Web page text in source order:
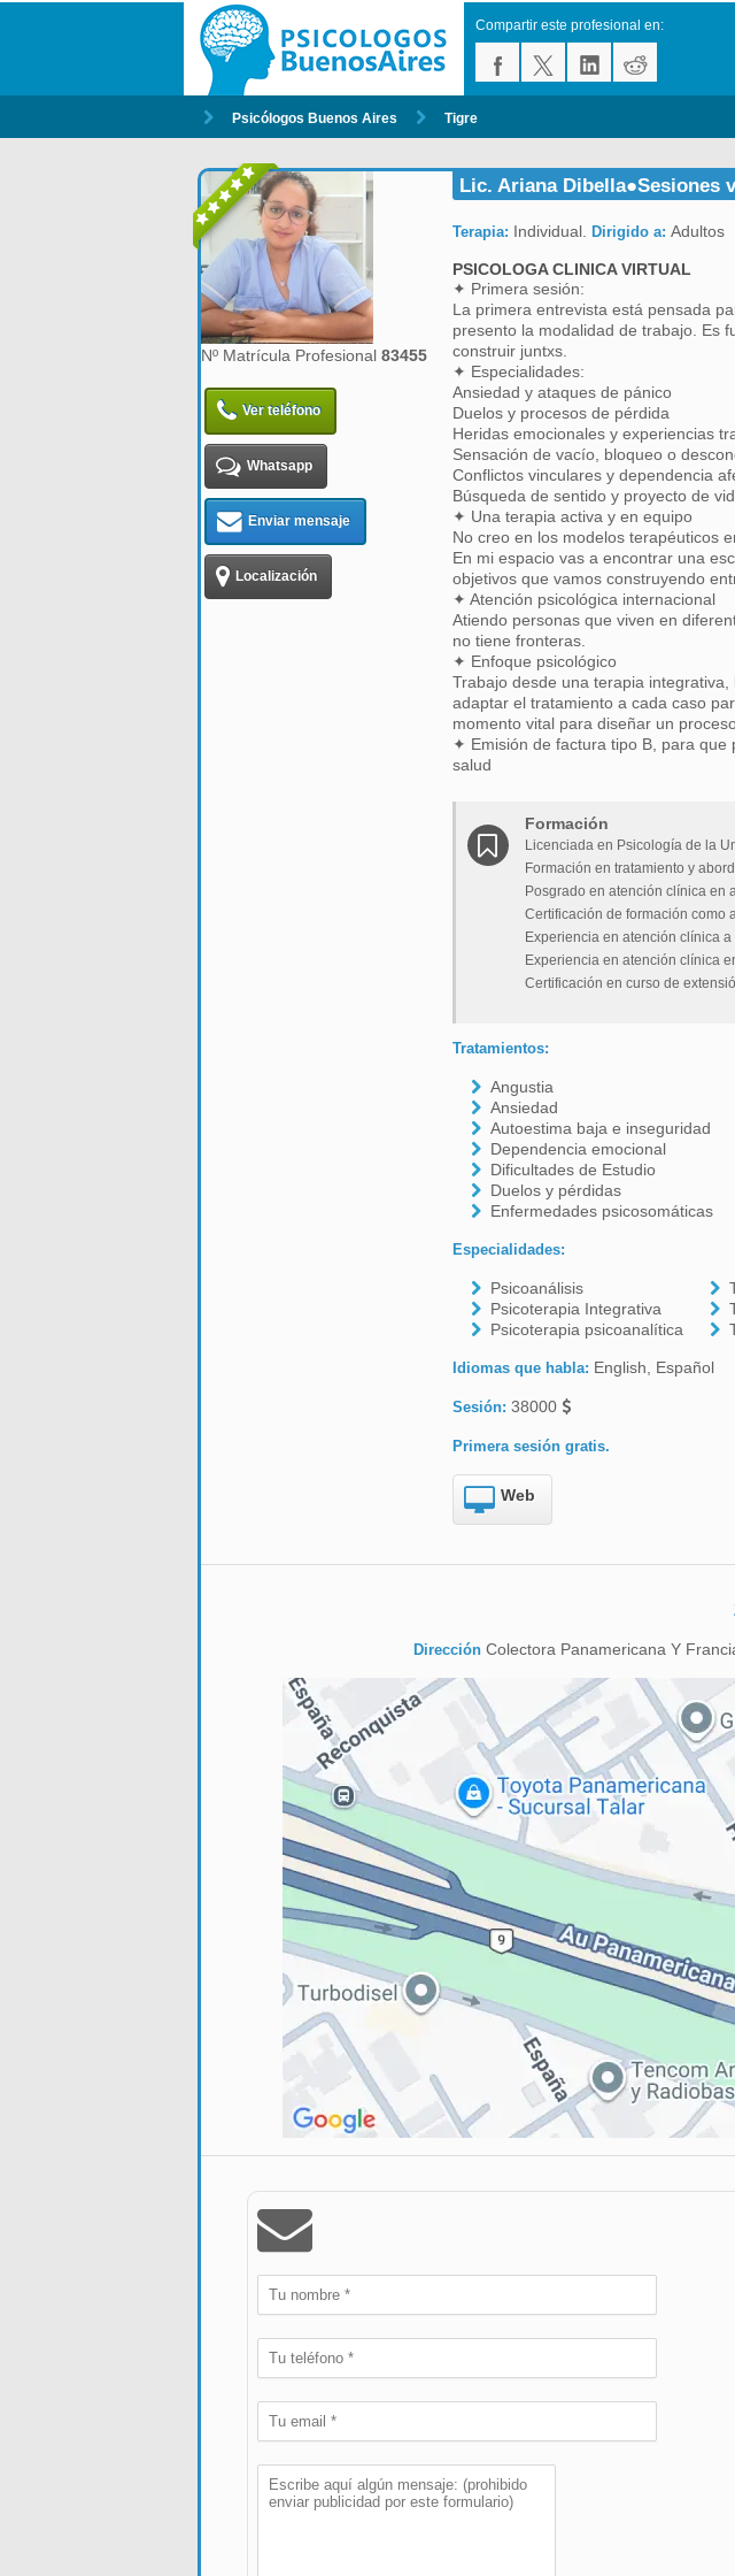
Compartir este profesional en:
Psicólogos Buenos Aires Tigre
Nº Matrícula Profesional 83455
Ver teléfono
Whatsapp
Enviar mensaje
Localización
Lic. Ariana Dibella●Sesiones
Terapia: Individual. Dirigido a: Adultos
PSICOLOGA CLINICA VIRTUAL
✦ Primera sesión:
La primera entrevista está pensada
presento la modalidad de trabajo. Es
construir juntxs.
✦ Especialidades:
Ansiedad y ataques de pánico
Duelos y procesos de pérdida
Heridas emocionales y experiencias
Sensación de vacío, bloqueo o
Conflictos vinculares y dependencia
Búsqueda de sentido y proyecto de
✦ Una terapia activa y en equipo
No creo en los modelos terapéuticos
En mi espacio vas a encontrar una
objetivos que vamos construyendo
✦ Atención psicológica internacional
Atiendo personas que viven en
no tiene fronteras.
✦ Enfoque psicológico
Trabajo desde una terapia
adaptar el tratamiento a cada caso
momento vital para diseñar un
✦ Emisión de factura tipo B, para que
salud
Formación
Licenciada en Psicología de la
Formación en tratamiento y
Posgrado en atención clínica en
Certificación de formación como
Experiencia en atención clínica
Experiencia en atención clínica
Certificación en curso de
Tratamientos:
Angustia
Ansiedad
Autoestima baja e inseguridad
Dependencia emocional
Dificultades de Estudio
Duelos y pérdidas
Enfermedades psicosomáticas
Especialidades:
Psicoanálisis
Psicoterapia Integrativa
Psicoterapia psicoanalítica
Idiomas que habla: English, Español
Sesión: 38000
Primera sesión gratis.
Web
DirecciónColectora Panamericana Y